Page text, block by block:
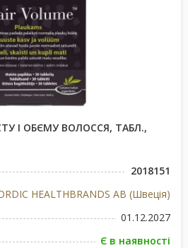
І ОБЄМУ ВОЛОССЯ, ТАБЛ.,
2018151
HEALTHBRANDS AB (Швеція)
01.12.2027
Є в наявності